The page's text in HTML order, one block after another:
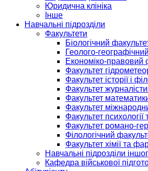
Юридична клініка
Інше
Навчальні підрозділи
Факультети
Біологічний
Геолого-
Економіко-правовий
Факультет
Факультет історії і
Факультет
Факультет
Факультет
Факультет психології
Факультет романо-
Філологічний
Факультет хімії та
Навчальні підрозділи
Кафедра військової